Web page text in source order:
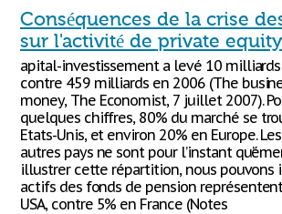
Conséquences de la crise
sur l'activité de private equity
apital-investissement a levé 10
contre 459 milliards en 2006 (The
money, The Economist, 7 juillet 2007).
quelques chiffres, 80% du marché se
Etats-Unis, et environ 20% en Europe.
autres pays ne sont pour l’instant
illustrer cette répartition, nous pouvons
actifs des fonds de pension
USA, contre 5% en France (Notes